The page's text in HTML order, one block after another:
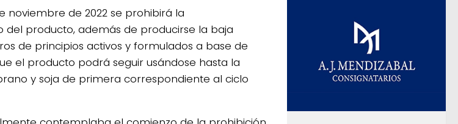
noviembre de 2022 se prohibirá la
del producto, además de producirse la baja
de principios activos y formulados a base de
el producto podrá seguir usándose hasta la
y soja de primera correspondiente al ciclo